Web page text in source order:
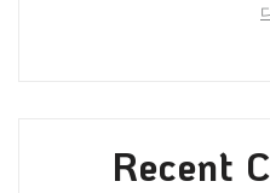
Recent